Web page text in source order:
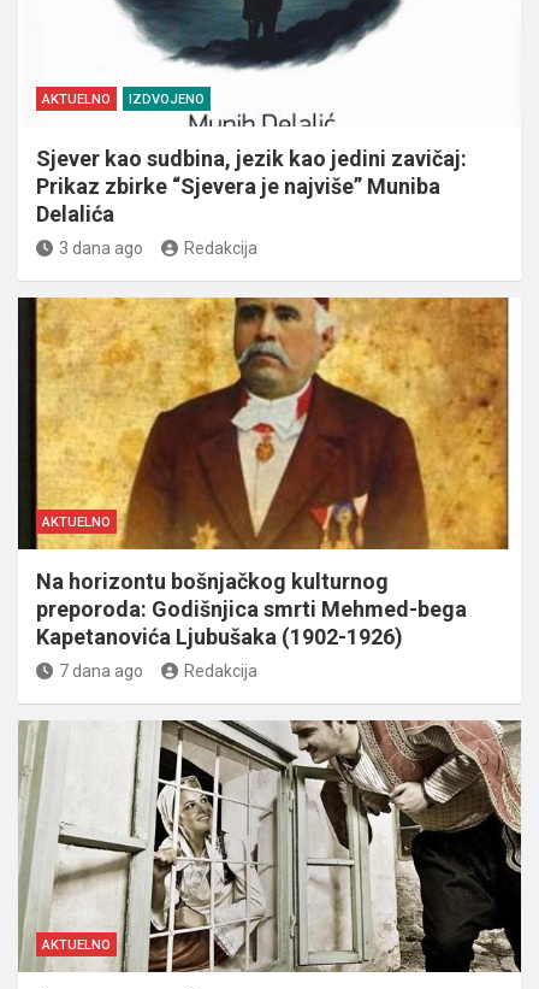
AKTUELNO IZDVOJENO
Sjever kao sudbina, jezik kao jedini zavičaj:
Prikaz zbirke “Sjevera je najviše” Muniba
Delalića
3 dana ago Redakcija
AKTUELNO
Na horizontu bošnjačkog kulturnog
preporoda: Godišnjica smrti Mehmed-bega
Kapetanovića Ljubušaka (1902-1926)
7 dana ago Redakcija
AKTUELNO